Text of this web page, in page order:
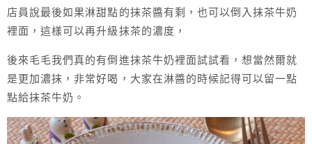
店員說最後如果淋甜點的抹茶醬有剩，也可以倒入抹茶牛奶
裡面，這樣可以再升級抹茶的濃度，
後來毛毛我們真的有倒進抹茶牛奶裡面試試看，想當然爾就
是更加濃抹，非常好喝，大家在淋醬的時候記得可以留一點
點給抹茶牛奶。